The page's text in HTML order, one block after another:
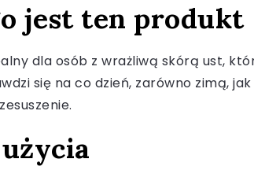
jest ten produkt
dla osób z wrażliwą skórą ust,
się na co dzień, zarówno zimą,